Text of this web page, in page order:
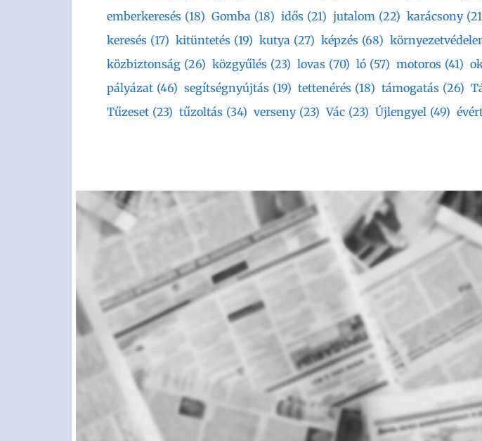
emberkeresés (18) Gomba (18) idős (21) jutalom (22) karácsony
keresés (17) kitüntetés (19) kutya (27) képzés (68)
közbiztonság (26) közgyűlés (23) lovas (70) ló (57) motoros (41)
pályázat (46) segítségnyújtás (19) tettenérés (18) támogatás (26)
Tűzeset (23) tűzoltás (34) verseny (23) Vác (23) Újlengyel (49)